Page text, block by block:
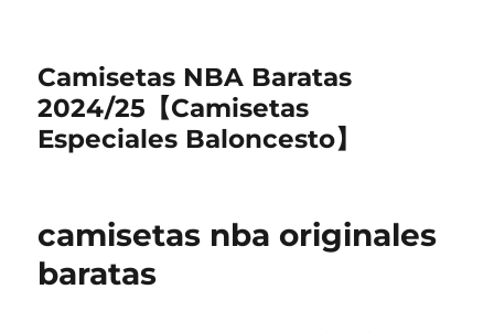
Camisetas NBA Baratas
2024/25【Camisetas
Especiales Baloncesto】
camisetas nba originales
baratas